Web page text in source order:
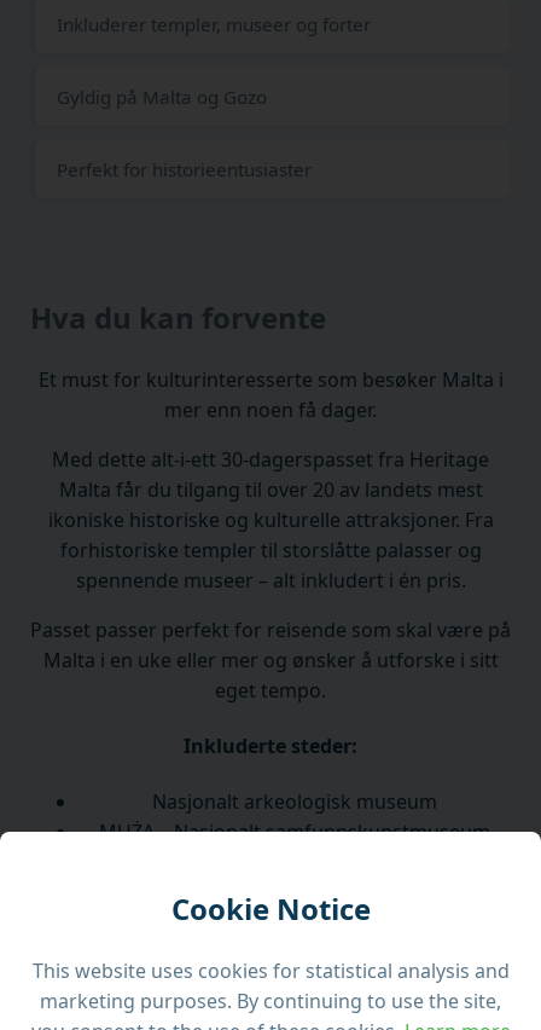
Cookie Notice
This website uses cookies for statistical analysis and
marketing purposes. By continuing to use the site,
Inkluderer templer, museer og forter
Gyldig på Malta og Gozo
Perfekt for historieentusiaster
Hva du kan forvente
Et must for kulturinteresserte som besøker Malta i
mer enn noen få dager.
Med dette alt-i-ett 30-dagerspasset fra Heritage
Malta får du tilgang til over 20 av landets mest
ikoniske historiske og kulturelle attraksjoner. Fra
forhistoriske templer til storslåtte palasser og
spennende museer – alt inkludert i én pris.
Passet passer perfekt for reisende som skal være på
Malta i en uke eller mer og ønsker å utforske i sitt
eget tempo.
Inkluderte steder:
Nasjonalt arkeologisk museum
MUŻA – Nasjonalt samfunnskunstmuseum
Tolkingssenter for festningsbygging
Fort St. Elmo og Nasjonalt krigsmuseum
Ħal Tarxien forhistorisk kompleks
Fort St. Angelo